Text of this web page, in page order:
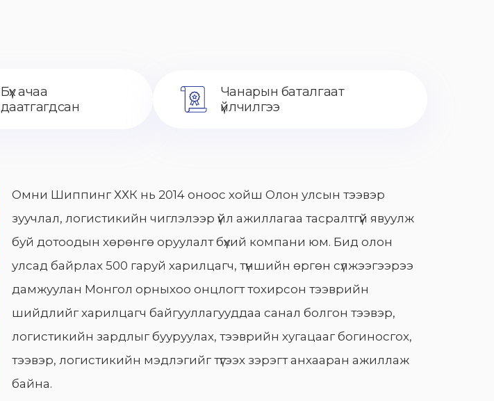
Бүх ачаа
даатгагдсан
Чанарын баталгаат
үйлчилгээ
Омни Шиппинг ХХК нь 2014 оноос хойш Олон улсын тээвэр
зуучлал, логистикийн чиглэлээр үйл ажиллагаа тасралтгүй явуулж
буй дотоодын хөрөнгө оруулалт бүхий компани юм. Бид олон
улсад байрлах 500 гаруй харилцагч, түншийн өргөн сүлжээгээрээ
дамжуулан Монгол орныхоо онцлогт тохирсон тээврийн
шийдлийг харилцагч байгууллагууддаа санал болгон тээвэр,
логистикийн зардлыг бууруулах, тээврийн хугацааг богиносгох,
тээвэр, логистикийн мэдлэгийг түгээх зэрэгт анхааран ажиллаж
байна.